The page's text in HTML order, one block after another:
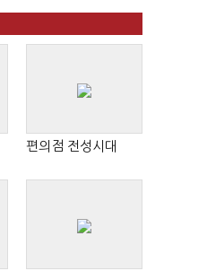
편의점 전성시대